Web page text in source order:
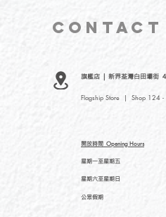
CONTACT
旗艦店 | 新界荃灣白田壩街
Flagship Store | Shop 124 -
開放時間 Opening Hours
星期一至星期五
星期六至星期日
公眾假期